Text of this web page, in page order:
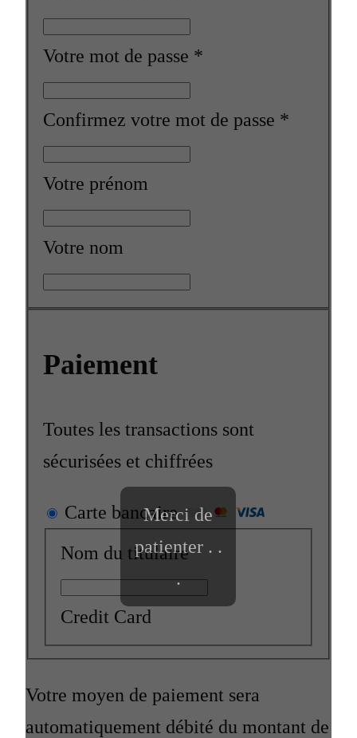
Votre mot de passe *
Confirmez votre mot de passe *
Votre prénom
Votre nom
Paiement
Toutes les transactions sont
sécurisées et chiffrées
Carte bancaire
Nom du titulaire
Credit Card
Votre moyen de paiement sera
automatiquement débité du montant de
Merci de
patienter . .
.